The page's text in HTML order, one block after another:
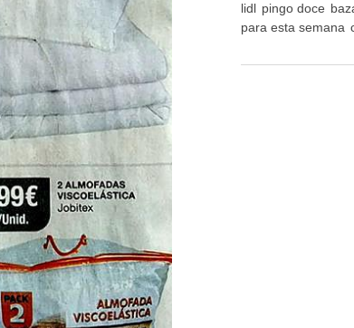
lidl pingo doce
para esta semana